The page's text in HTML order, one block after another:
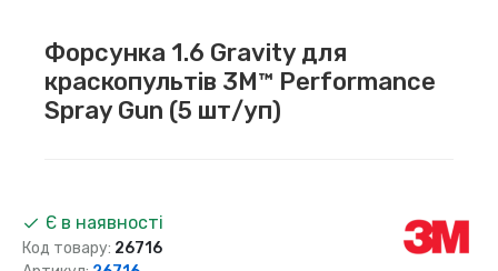
Форсунка 1.6 Gravity для
краскопультів 3M™ Performance
Spray Gun (5 шт/уп)
Є в наявності
Код товару: 26716